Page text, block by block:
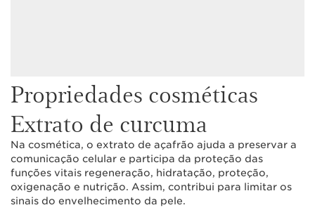
Propriedades cosméticas
Extrato de curcuma
Na cosmética, o extrato de açafrão ajuda a preservar a
comunicação celular e participa da proteção das
funções vitais regeneração, hidratação, proteção,
oxigenação e nutrição. Assim, contribui para limitar os
sinais do envelhecimento da pele.